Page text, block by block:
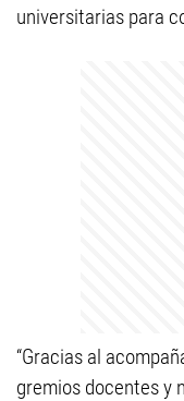
universitarias para
“Gracias al
gremios docentes y